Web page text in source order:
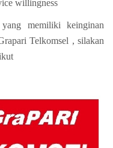
willingness
memiliki keinginan
Telkomsel , silakan